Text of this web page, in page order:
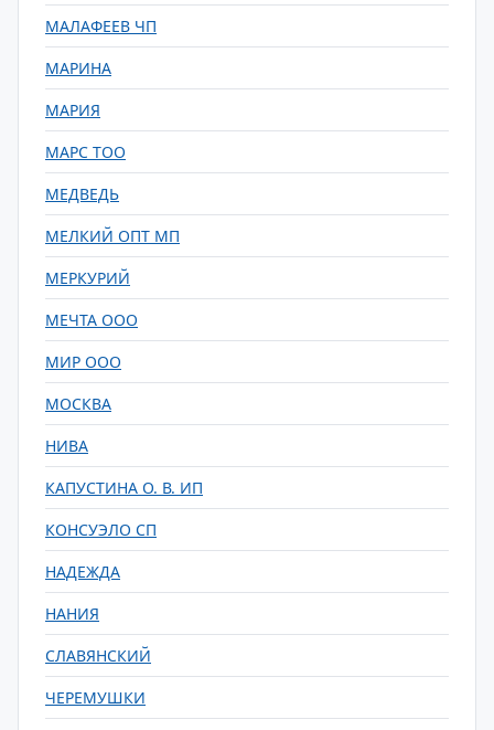
МАЛАФЕЕВ ЧП
МАРИНА
МАРИЯ
МАРС ТОО
МЕДВЕДЬ
МЕЛКИЙ ОПТ МП
МЕРКУРИЙ
МЕЧТА ООО
МИР ООО
МОСКВА
НИВА
КАПУСТИНА О. В. ИП
КОНСУЭЛО СП
НАДЕЖДА
НАНИЯ
СЛАВЯНСКИЙ
ЧЕРЕМУШКИ